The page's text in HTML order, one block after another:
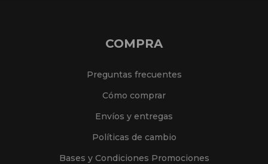
COMPRA
Preguntas frecuentes
Cómo comprar
Envíos y entregas
Políticas de cambio
Bases y Condiciones Promociones